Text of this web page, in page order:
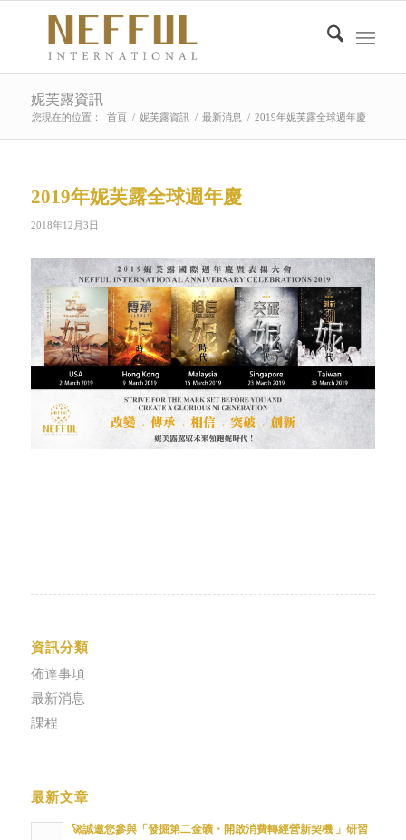
妮芙露資訊
您現在的位置： 首頁 / 妮芙露資訊 / 最新消息 / 2019年妮芙露全球週年慶
2019年妮芙露全球週年慶
2018年12月3日
資訊分類
佈達事項
最新消息
課程
最新文章
🚀誠邀您參與「發掘第二金礦・開啟消費轉經營新契機 」研習